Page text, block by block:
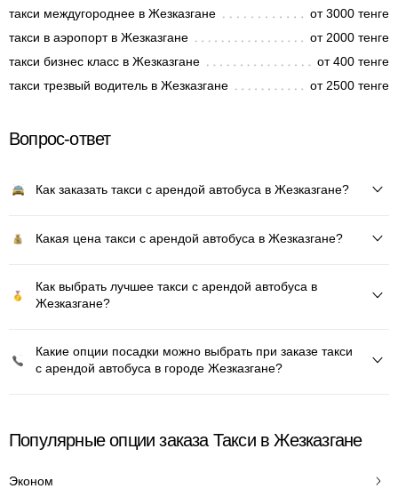
такси междугороднее в Жезказгане
от 3000 тенге
такси в аэропорт в Жезказгане
от 2000 тенге
такси бизнес класс в Жезказгане
от 400 тенге
такси трезвый водитель в Жезказгане
от 2500 тенге
Вопрос-ответ
Как заказать такси с арендой автобуса в Жезказгане?
Какая цена такси с арендой автобуса в Жезказгане?
Как выбрать лучшее такси с арендой автобуса в
Жезказгане?
Какие опции посадки можно выбрать при заказе такси
с арендой автобуса в городе Жезказгане?
Популярные опции заказа Такси в Жезказгане
Эконом